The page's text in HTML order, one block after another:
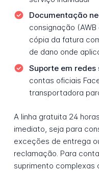
Documentação
consignação
cópia da fatura
de dano onde
Suporte em redes
contas oficiais
transportadora
A linha gratuita 24
imediato, seja para
exceções de entrega
reclamação. Para
suprimento complexas